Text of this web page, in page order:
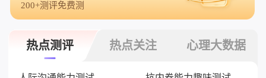
200+测评免费测
热点测评 热点关注 心理大数据